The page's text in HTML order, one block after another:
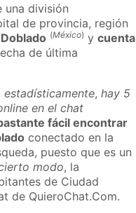
una división
de provincia, región
(México) ycuenta
de última
estadísticamente,hay 5
en el chat
fácil encontrar
conectado en la
puesto que es un
modo, la
de Ciudad
de QuieroChat.Com.